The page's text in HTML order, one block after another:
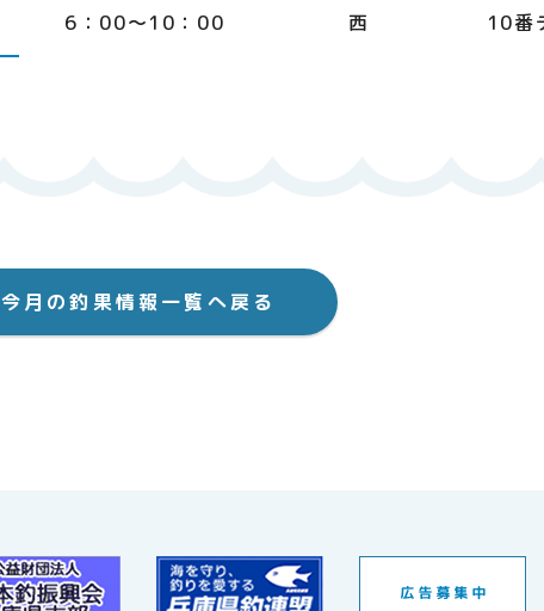
6：00～10：00 西 10番
今月の釣果情報一覧へ戻る